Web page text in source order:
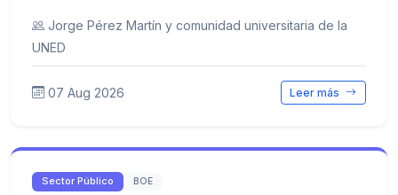
Jorge Pérez Martín y comunidad universitaria de la
UNED
07 Aug 2026 Leer más
Sector Público BOE